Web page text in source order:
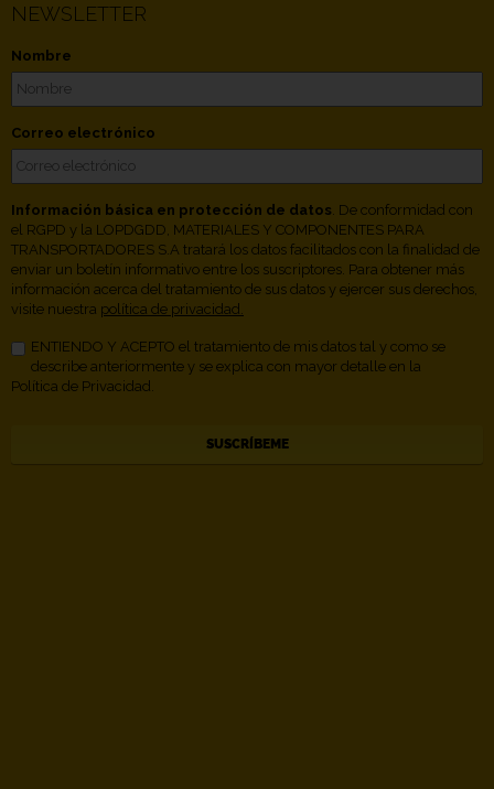
NEWSLETTER
Nombre
Correo electrónico
Información básica en protección de datos . De conformidad con
el RGPD y la LOPDGDD, MATERIALES Y COMPONENTES PARA
TRANSPORTADORES S.A tratará los datos facilitados con la finalidad de
enviar un boletín informativo entre los suscriptores. Para obtener más
información acerca del tratamiento de sus datos y ejercer sus derechos,
visite nuestra política de privacidad.
ENTIENDO Y ACEPTO el tratamiento de mis datos tal y como se
describe anteriormente y se explica con mayor detalle en la
Política de Privacidad.